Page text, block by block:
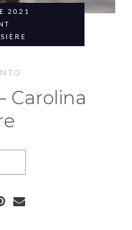
2021
Carolina